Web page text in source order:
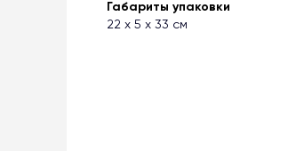
Габариты упаковки
22 х 5 х 33 см